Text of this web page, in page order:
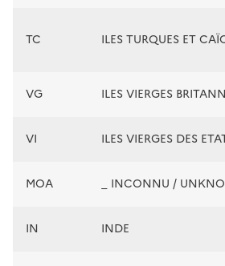
TC ILES TURQUES ET
VG ILES VIERGES
VI ILES VIERGES DES
MOA _ INCONNU /
IN INDE